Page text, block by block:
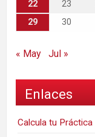
22
23
29
30
« May Jul »
Enlaces
Calcula tu Práctica